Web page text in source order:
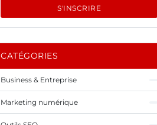
S'INSCRIRE
CATÉGORIES
Business & Entreprise
Marketing numérique